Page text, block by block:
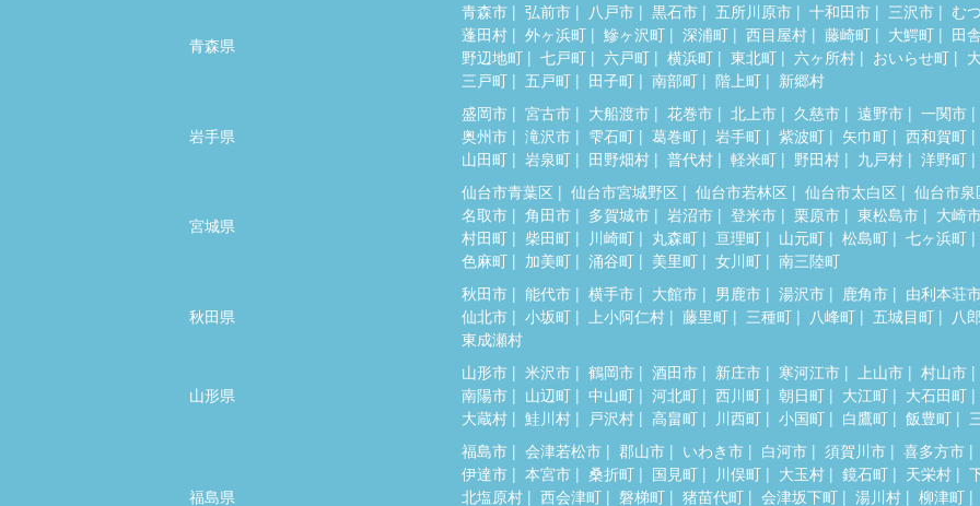
青森県
青森市 弘前市 八戸市 黒石市 五所川原市 十和田市 三沢市
む
蓬田村
外ヶ浜町 鰺ヶ沢町 深浦町 西目屋村 藤崎町 大鰐町
田
野辺地町
七戸町 六戸町 横浜町 東北町 六ヶ所村 おいらせ町
三戸町
五戸町 田子町 南部町 階上町 新郷村
岩手県
盛岡市 宮古市 大船渡市 花巻市 北上市 久慈市 遠野市
一関市
奥州市
滝沢市 雫石町 葛巻町 岩手町 紫波町 矢巾町
西和賀町
山田町
岩泉町 田野畑村 普代村 軽米町 野田村 九戸村 洋野町
宮城県
仙台市青葉区 仙台市宮城野区 仙台市若林区 仙台市太白区
仙台市泉
名取市
角田市 多賀城市 岩沼市 登米市 栗原市 東松島市
大崎
村田町
柴田町 川崎町 丸森町 亘理町 山元町 松島町
七ヶ浜町
色麻町
加美町 涌谷町 美里町 女川町 南三陸町
秋田県
秋田市 能代市 横手市 大館市 男鹿市 湯沢市 鹿角市
由利本荘
仙北市
小坂町 上小阿仁村 藤里町 三種町 八峰町 五城目町
八
東成瀬村
山形県
山形市 米沢市 鶴岡市 酒田市 新庄市 寒河江市 上山市
村山市
南陽市
山辺町 中山町 河北町 西川町 朝日町 大江町
大石田町
大蔵村
鮭川村 戸沢村 高畠町 川西町 小国町 白鷹町 飯豊町
福島県
福島市 会津若松市 郡山市 いわき市 白河市 須賀川市
喜多方市
伊達市
本宮市 桑折町 国見町 川俣町 大玉村 鏡石町 天栄村
北塩原村
西会津町 磐梯町 猪苗代町 会津坂下町 湯川村
柳津町